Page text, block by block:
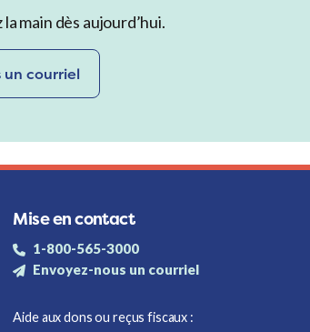
main dès aujourd’hui.
un courriel
Mise en contact
1-800-565-3000
Envoyez-nous un courriel
Aide aux dons ou reçus fiscaux :